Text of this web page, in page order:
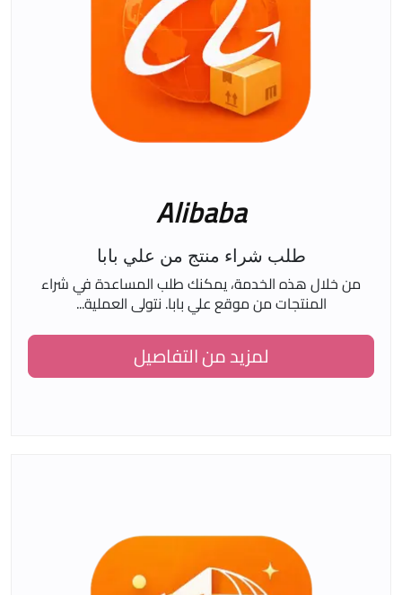
Alibaba
طلب شراء منتج من علي بابا
من خلال هذه الخدمة، يمكنك طلب المساعدة في شراء
المنتجات من موقع علي بابا. نتولى العملية...
لمزيد من التفاصيل